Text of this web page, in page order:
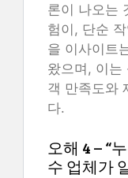
론이 나오는
험이, 단순
을 이사이트
왔으며, 이는
객 만족도와
다.
오해 4 – “
수 업체가